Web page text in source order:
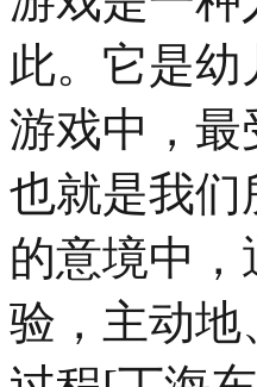
此。它是
游戏中，最
也就是我们
的意境中
验，主动地